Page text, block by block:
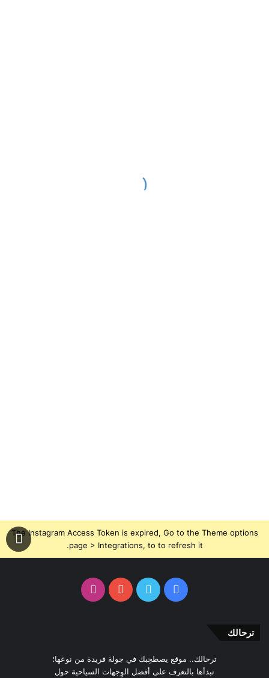
The Instagram Access Token is expired, Go to the Theme options
page > Integrations, to to refresh it.
فيسبوكتويتر يوتيوب انستقرام
ترحالك
ترحالك.. موقع يصطحِبك في جولة فريدة من نوعها؛
تبدأها بالتعرف على أفضل الوِجهات السياحية حول